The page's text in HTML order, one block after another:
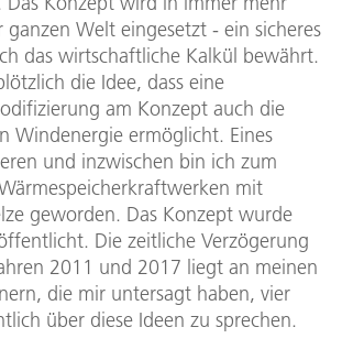
ganzen Welt eingesetzt - ein sicheres
das wirtschaftliche Kalkül bewährt.
die Idee, dass eine
am Konzept auch die
Windenergie ermöglicht. Eines
und inzwischen bin ich zum
mit
geworden. Das Konzept wurde
Die zeitliche Verzögerung
2011 und 2017 liegt an meinen
die mir untersagt haben, vier
über diese Ideen zu sprechen.